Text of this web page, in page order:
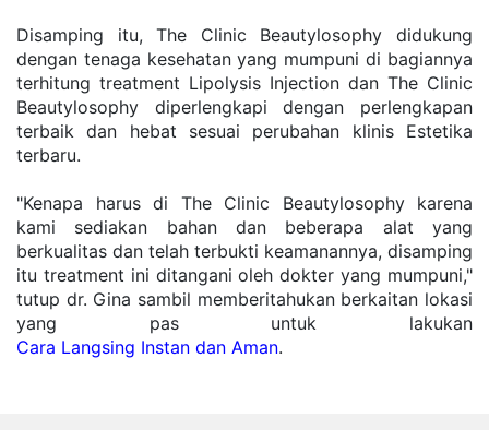
Disamping itu, The Clinic Beautylosophy didukung
dengan tenaga kesehatan yang mumpuni di bagiannya
terhitung treatment Lipolysis Injection dan The Clinic
Beautylosophy diperlengkapi dengan perlengkapan
terbaik dan hebat sesuai perubahan klinis Estetika
terbaru.
"Kenapa harus di The Clinic Beautylosophy karena
kami sediakan bahan dan beberapa alat yang
berkualitas dan telah terbukti keamanannya, disamping
itu treatment ini ditangani oleh dokter yang mumpuni,"
tutup dr. Gina sambil memberitahukan berkaitan lokasi
yang pas untuk lakukan
Cara Langsing Instan dan Aman.